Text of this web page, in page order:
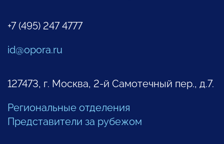
+7 (495) 247 4777
id@opora.ru
127473, г. Москва, 2-й Самотечный пер., д.7.
Региональные отделения
Представители за рубежом